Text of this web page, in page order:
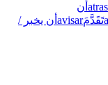
أن
تَقَدَّمَavisar أن يخبر /